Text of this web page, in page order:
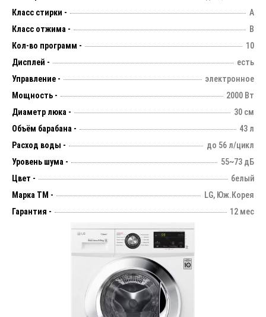
Класс стирки -
А
Класс отжима -
B
Кол-во программ -
10
Дисплей -
есть
Управление -
электронное
Мощность -
2000 Вт
Диаметр люка -
30 см
Объём барабана -
43 л
Расход воды -
до 56 л/цикл
Уровень шума -
55~73 дБ
Цвет -
белый
Марка ТМ -
LG, Юж.Корея
Гарантия -
12 мес